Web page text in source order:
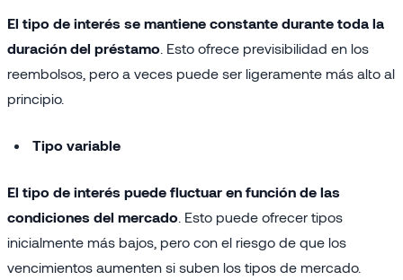
El tipo de interés se mantiene constante durante toda la
duración del préstamo . Esto ofrece previsibilidad en los
reembolsos, pero a veces puede ser ligeramente más alto al
principio.
Tipo variable
El tipo de interés puede fluctuar en función de las
condiciones del mercado . Esto puede ofrecer tipos
inicialmente más bajos, pero con el riesgo de que los
vencimientos aumenten si suben los tipos de mercado.